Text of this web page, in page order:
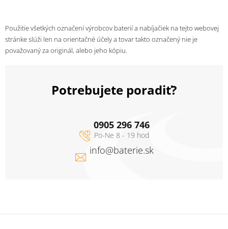
Použitie všetkých označení výrobcov baterií a nabíjačiek na tejto webovej
stránke slúži len na orientačné účely a tovar takto označený nie je
považovaný za originál, alebo jeho kópiu.
Potrebujete poradiť?
info@baterie.sk
0905 296 746